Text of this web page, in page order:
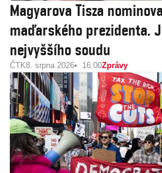
Magyarova Tisza
maďarského prezidenta.
nejvyššího soudu
ČTK8. srpna 2026 16:00Zprávy